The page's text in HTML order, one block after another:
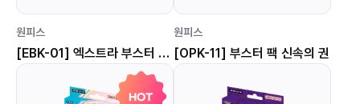
원피스
[EBK-01] 엑스트라 부스터 팩 메모리얼 컬렉션
원피스
[OPK-11] 부스터 팩 신속의 권
HOT